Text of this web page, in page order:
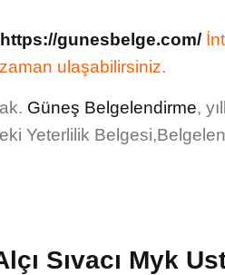
https://gunesbelge.com/
ulaşabilirsiniz.
Güneş Belgelendirme,
Yeterlilik
Sıvacı Myk